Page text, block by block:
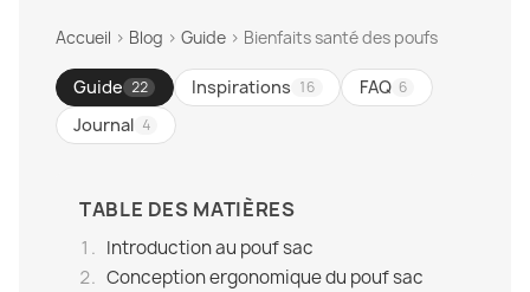
Accueil › Blog › Guide › Bienfaits santé des poufs
Guide 22 Inspirations 16 FAQ 6
Journal 4
TABLE DES MATIÈRES
Introduction au pouf sac
Conception ergonomique du pouf sac